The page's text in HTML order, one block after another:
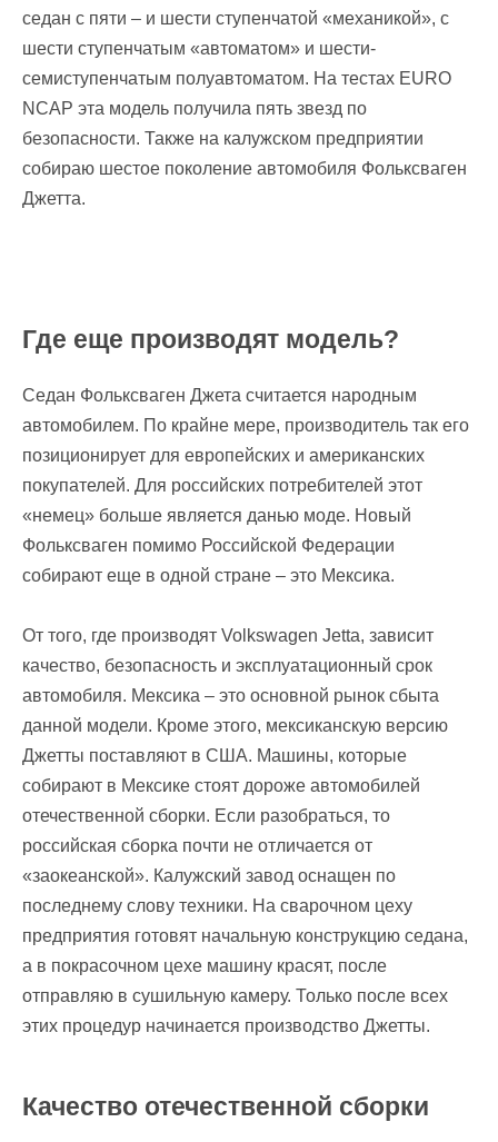
седан с пяти – и шести ступенчатой «механикой», с
шести ступенчатым «автоматом» и шести-
семиступенчатым полуавтоматом. На тестах EURO
NCAP эта модель получила пять звезд по
безопасности. Также на калужском предприятии
собираю шестое поколение автомобиля Фольксваген
Джетта.
Где еще производят модель?
Седан Фольксваген Джета считается народным
автомобилем. По крайне мере, производитель так его
позиционирует для европейских и американских
покупателей. Для российских потребителей этот
«немец» больше является данью моде. Новый
Фольксваген помимо Российской Федерации
собирают еще в одной стране – это Мексика.
От того, где производят Volkswagen Jetta, зависит
качество, безопасность и эксплуатационный срок
автомобиля. Мексика – это основной рынок сбыта
данной модели. Кроме этого, мексиканскую версию
Джетты поставляют в США. Машины, которые
собирают в Мексике стоят дороже автомобилей
отечественной сборки. Если разобраться, то
российская сборка почти не отличается от
«заокеанской». Калужский завод оснащен по
последнему слову техники. На сварочном цеху
предприятия готовят начальную конструкцию седана,
а в покрасочном цехе машину красят, после
отправляю в сушильную камеру. Только после всех
этих процедур начинается производство Джетты.
Качество отечественной сборки